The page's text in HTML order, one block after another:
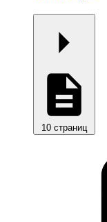
10 страниц